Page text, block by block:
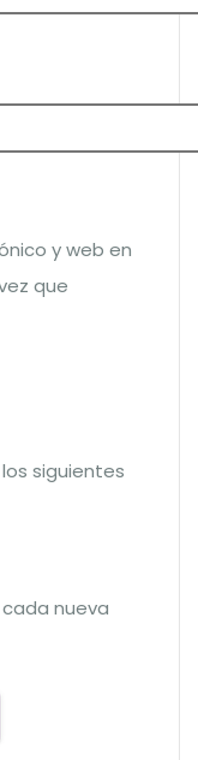
y web en
que
siguientes
nueva